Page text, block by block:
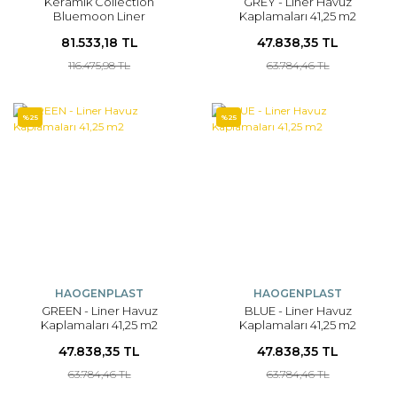
Bluemoon Liner
81.533,18 TL
116.475,98 TL
Kaplamaları 41,25 m2
47.838,35 TL
63.784,46 TL
%25
HAOGENPLAST
GREEN - Liner Havuz
Kaplamaları 41,25 m2
47.838,35 TL
63.784,46 TL
%25
HAOGENPLAST
BLUE - Liner Havuz
Kaplamaları 41,25 m2
47.838,35 TL
63.784,46 TL